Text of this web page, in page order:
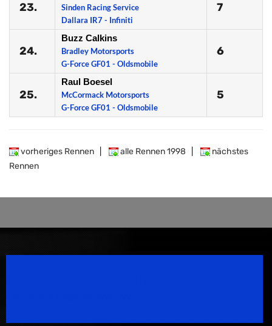
23.
Sinden Racing Service
Dallara IR7 - Infiniti
7
24.
Buzz Calkins
Bradley Motorsports
G-Force GF01 - Oldsmobile
6
25.
Raul Boesel
McCormack Motorsports
G-Force GF01 - Oldsmobile
5
vorheriges Rennen alle Rennen 1998
nächstes
Rennen